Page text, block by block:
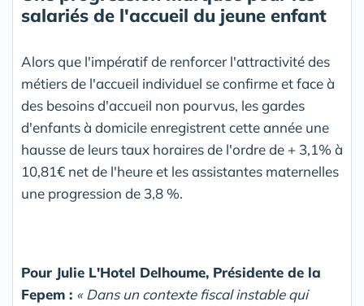
salariés de l'accueil du jeune enfant
Alors que l'impératif de renforcer l'attractivité des
métiers de l'accueil individuel se confirme et face à
des besoins d'accueil non pourvus, les gardes
d'enfants à domicile enregistrent cette année une
hausse de leurs taux horaires de l'ordre de + 3,1% à
10,81€ net de l'heure et les assistantes maternelles
une progression de 3,8 %.
Pour Julie L'Hotel Delhoume, Présidente de la
Fepem : « Dans un contexte fiscal instable qui